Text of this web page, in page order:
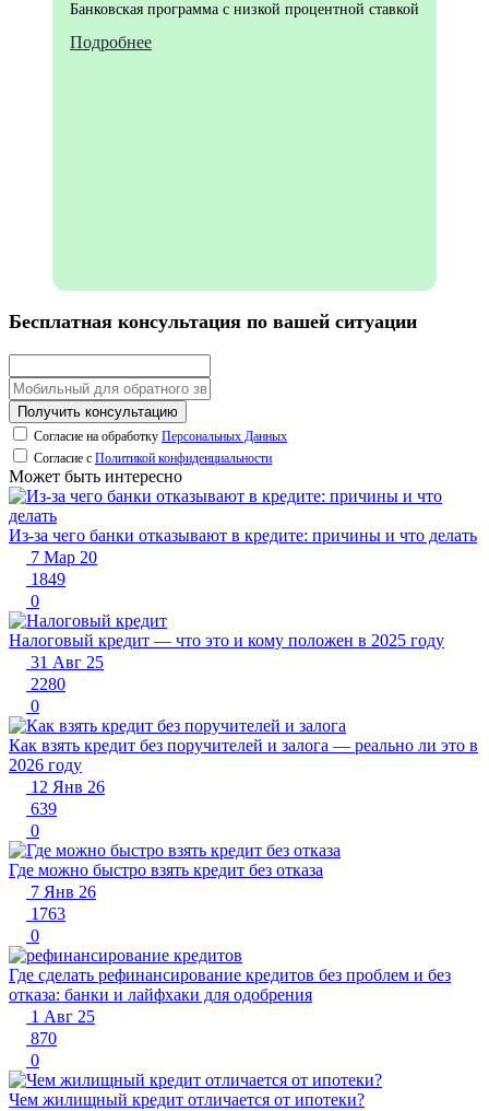
Банковская программа с низкой процентной ставкой
Подробнее
Бесплатная консультация по вашей ситуации
Получить консультацию
Согласие на обработку Персональных Данных
Согласие с Политикой конфиденциальности
Может быть интересно
Из-за чего банки отказывают в кредите: причины и что делать
7 Мар 20
1849
0
Налоговый кредит — что это и кому положен в 2025 году
31 Авг 25
2280
0
Как взять кредит без поручителей и залога — реально ли это в
2026 году
12 Янв 26
639
0
Где можно быстро взять кредит без отказа
7 Янв 26
1763
0
Где сделать рефинансирование кредитов без проблем и без
отказа: банки и лайфхаки для одобрения
1 Авг 25
870
0
Чем жилищный кредит отличается от ипотеки?